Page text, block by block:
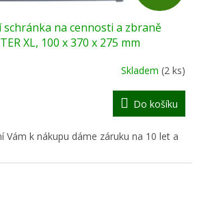
D
R
M
A
na cennosti a zbraně
XL, 100 x 370 x 275 mm
Skladem (2 ks)
Do košíku
Vám k nákupu dáme záruku na 10 let a